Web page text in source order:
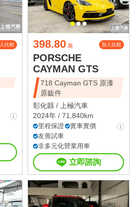
比較 398.80 萬 加入比較
PORSCHE
CAYMAN GTS
718 Cayman GTS 原漆
原鈑件
彰化縣 /
上極汽車
2024年 / 71,840km
里程保證
實車實價
友善試車
非多元化營業用車
立即諮詢